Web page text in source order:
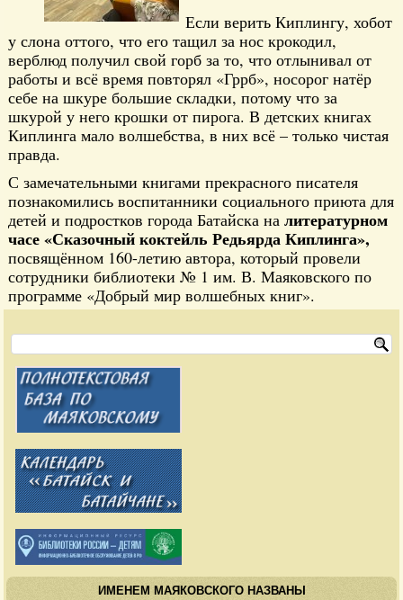
Если верить Киплингу, хобот
у слона оттого, что его тащил за нос крокодил,
верблюд получил свой горб за то, что отлынивал от
работы и всё время повторял «Гррб», носорог натёр
себе на шкуре большие складки, потому что за
шкурой у него крошки от пирога. В детских книгах
Киплинга мало волшебства, в них всё – только чистая
правда.
С замечательными книгами прекрасного писателя
познакомились воспитанники социального приюта для
детей и подростков города Батайска налитературном
часе «Сказочный коктейль Редьярда Киплинга»,
посвящённом 160-летию автора, который провели
сотрудники библиотеки № 1 им. В. Маяковского по
программе «Добрый мир волшебных книг».
ИМЕНЕМ МАЯКОВСКОГО НАЗВАНЫ